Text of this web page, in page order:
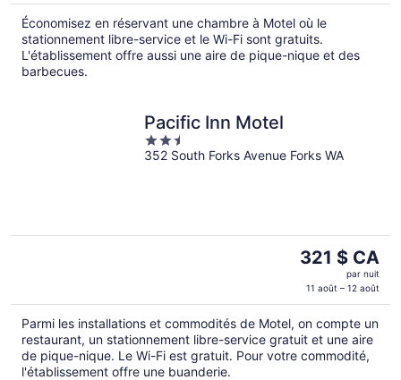
par
nuit
Économisez en réservant une chambre à Motel où le
stationnement libre-service et le Wi-Fi sont gratuits.
L'établissement offre aussi une aire de pique-nique et des
barbecues.
Pacific Inn Motel
2.5
out
352 South Forks Avenue Forks WA
Le
est
de 321 $ CA
par
nuit
321 $ CA
par nuit
11 août – 12 août
Parmi les installations et commodités de Motel, on compte un
restaurant, un stationnement libre-service gratuit et une aire
de pique-nique. Le Wi-Fi est gratuit. Pour votre commodité,
l'établissement offre une buanderie.